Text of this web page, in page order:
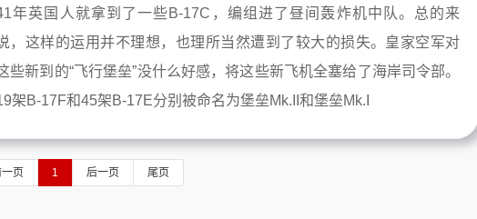
年英国人就拿到了一些B-17C，编组进了昼间轰炸机中队。总的来
，这样的运用并不理想，也理所当然遭到了较大的损失。皇家空军对
些新到的“飞行堡垒”没什么好感，将这些新飞机全塞给了海岸司令部。
架B-17F和45架B-17E分别被命名为堡垒Mk.II和堡垒Mk.I
页 1 后一页 尾页